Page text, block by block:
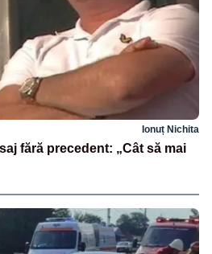
Ionuț Nichita
fără precedent: „Cât să mai